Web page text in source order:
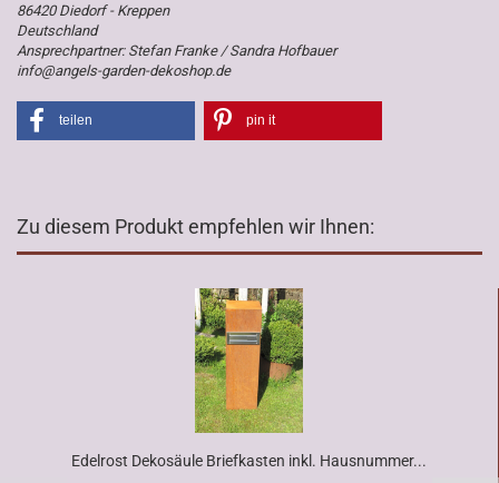
86420 Diedorf - Kreppen
Deutschland
Ansprechpartner: Stefan Franke / Sandra Hofbauer
info@angels-garden-dekoshop.de
teilen pin it
Zu diesem Produkt empfehlen wir Ihnen:
Edelrost Dekosäule Briefkasten inkl. Hausnummer...